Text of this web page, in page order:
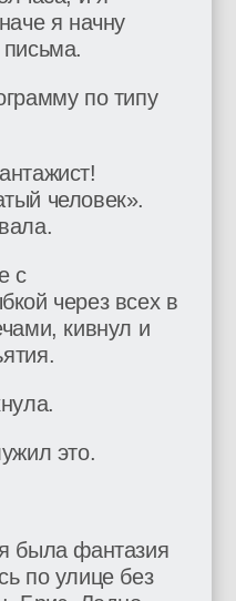
я начну
по типу
человек».
с
через всех в
кивнул и
это.
была фантазия
по улице без